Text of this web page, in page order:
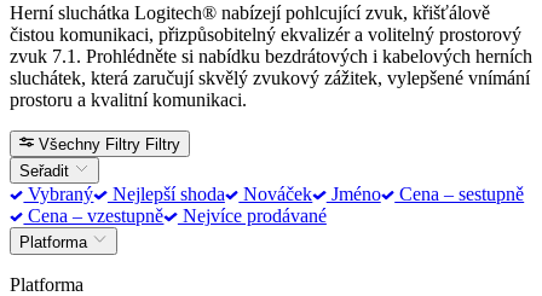
Herní sluchátka Logitech® nabízejí pohlcující zvuk, křišťálově
čistou komunikaci, přizpůsobitelný ekvalizér a volitelný prostorový
zvuk 7.1. Prohlédněte si nabídku bezdrátových i kabelových herních
sluchátek, která zaručují skvělý zvukový zážitek, vylepšené vnímání
prostoru a kvalitní komunikaci.
Všechny Filtry Filtry
Seřadit
Vybraný Nejlepší shoda Nováček Jméno
Cena – sestupně
Cena – vzestupně
Nejvíce prodávané
Platforma
Platforma